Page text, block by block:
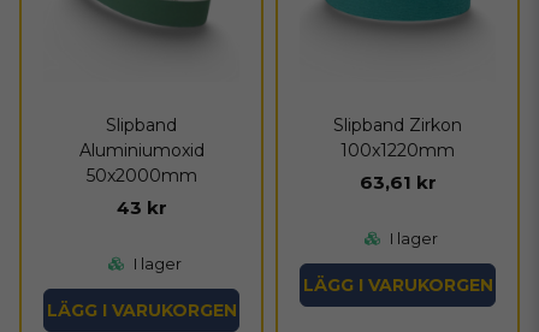
Slipband
Aluminiumoxid
50x2000mm
43 kr
I lager
LÄGG I VARUKORGEN
Slipband Zirkon
100x1220mm
63,61 kr
I lager
LÄGG I VARUKORGEN